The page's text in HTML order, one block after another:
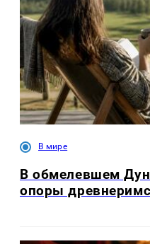
В мире
В обмелевшем
опоры